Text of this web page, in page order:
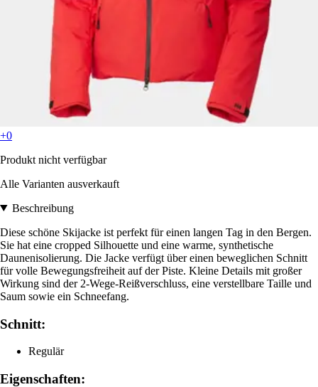
+0
Produkt nicht verfügbar
Alle Varianten ausverkauft
Beschreibung
Diese schöne Skijacke ist perfekt für einen langen Tag in den Bergen.
Sie hat eine cropped Silhouette und eine warme, synthetische
Daunenisolierung. Die Jacke verfügt über einen beweglichen Schnitt
für volle Bewegungsfreiheit auf der Piste. Kleine Details mit großer
Wirkung sind der 2-Wege-Reißverschluss, eine verstellbare Taille und
Saum sowie ein Schneefang.
Schnitt:
Regulär
Eigenschaften: